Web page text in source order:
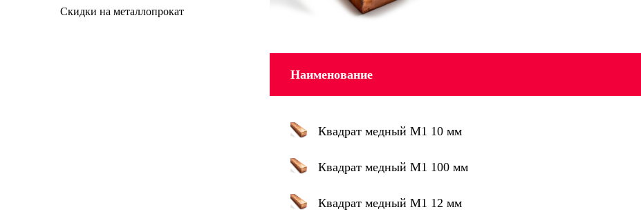
Наименование
Квадрат медный М1 10 мм
Квадрат медный М1 100 мм
Квадрат медный М1 12 мм
Скидки на металлопрокат